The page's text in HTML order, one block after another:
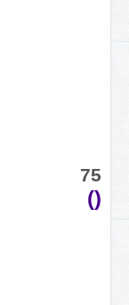
75
()